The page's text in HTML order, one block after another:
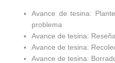
Avance de tesina:
problema
Avance de tesina:
Avance de tesina:
Avance de tesina: